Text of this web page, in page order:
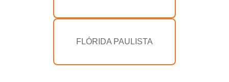
FLÓRIDA PAULISTA